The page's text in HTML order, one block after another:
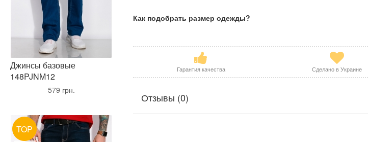
Джинсы базовые
148PJNM12
579 грн.
TOP
Как подобрать размер одежды?
Гарантия качества Сделано в Украине
Отзывы (0)